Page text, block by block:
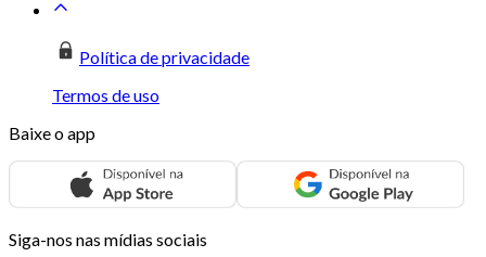
Política de privacidade
Termos de uso
Baixe o app
Siga-nos nas mídias sociais